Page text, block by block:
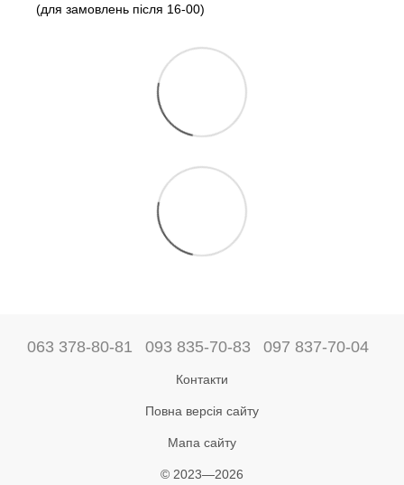
(для замовлень після 16-00)
063 378-80-81 093 835-70-83 097 837-70-04
Контакти
Повна версія сайту
Мапа сайту
© 2023—2026